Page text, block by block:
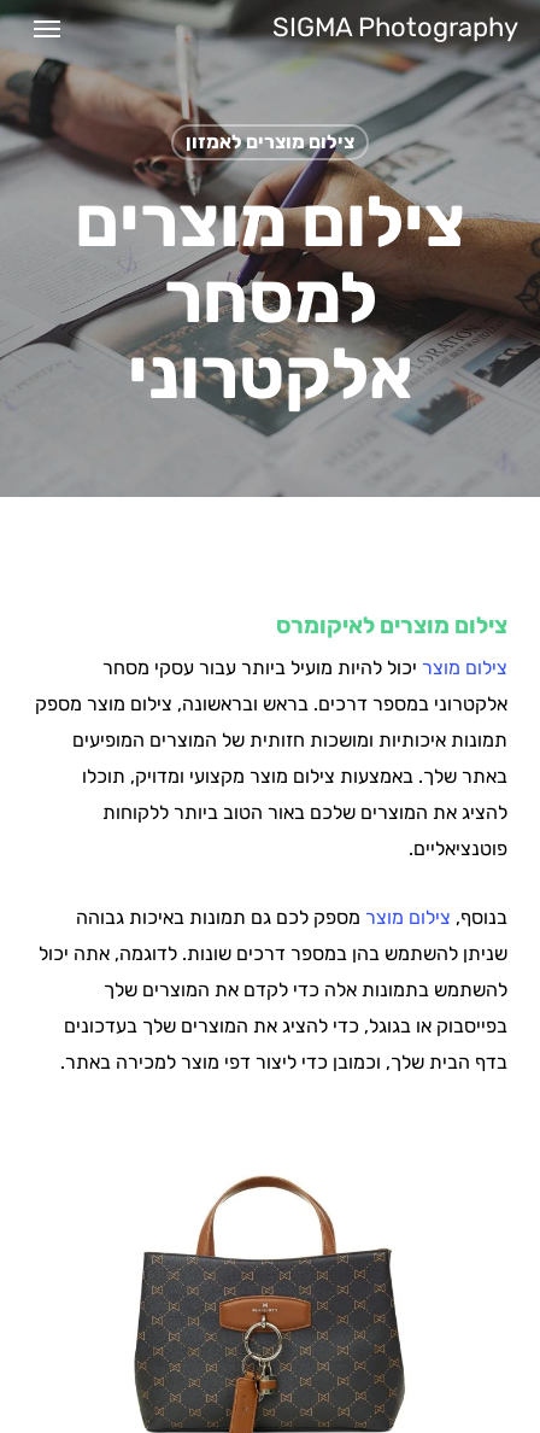
Skip
to
main
content
SIGMA Photography
Menu
צילום מוצרים לאמזון
צילום מוצרים
למסחר
אלקטרוני
צילום מוצרים לאיקומרס
צילום מוצר יכול להיות מועיל ביותר עבור עסקי מסחר
אלקטרוני במספר דרכים. בראש ובראשונה, צילום מוצר מספק
תמונות איכותיות ומושכות חזותית של המוצרים המופיעים
באתר שלך. באמצעות צילום מוצר מקצועי ומדויק, תוכלו
להציג את המוצרים שלכם באור הטוב ביותר ללקוחות
פוטנציאליים.
בנוסף, צילום מוצר מספק לכם גם תמונות באיכות גבוהה
שניתן להשתמש בהן במספר דרכים שונות. לדוגמה, אתה יכול
להשתמש בתמונות אלה כדי לקדם את המוצרים שלך
בפייסבוק או בגוגל, כדי להציג את המוצרים שלך בעדכונים
בדף הבית שלך, וכמובן כדי ליצור דפי מוצר למכירה באתר.